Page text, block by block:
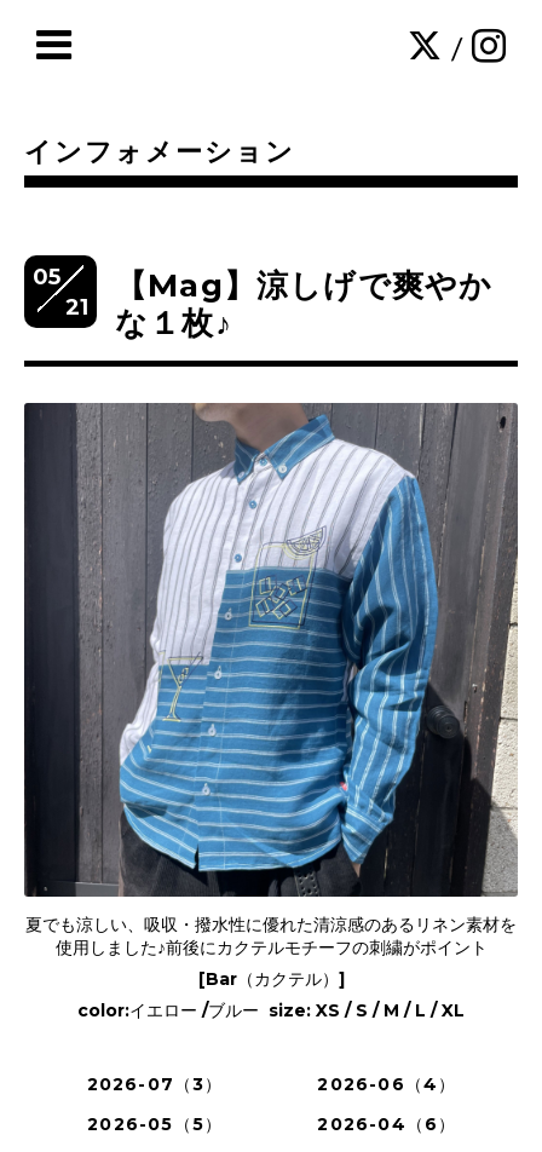
/
インフォメーション
05
21
【Mag】涼しげで爽やか
な１枚♪
夏でも涼しい、吸収・撥水性に優れた清涼感のあるリネン素材を
使用しました♪前後にカクテルモチーフの刺繍がポイント
[Bar（カクテル）]
color:イエロー /ブルー size: XS / S / M / L / XL
2026-07（3）
2026-06（4）
2026-05（5）
2026-04（6）